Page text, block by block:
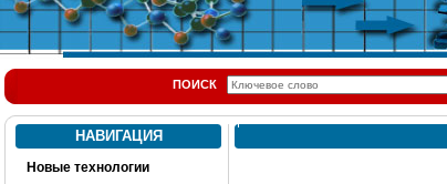
ПОИСК
НАВИГАЦИЯ
Новые технологии